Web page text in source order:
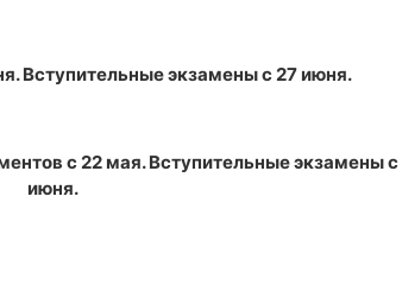
Вступительные экзамены с 27 июня.
с 22 мая. Вступительные экзамены с
июня.